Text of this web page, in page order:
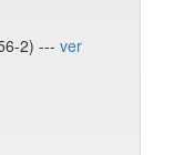
2) --- ver